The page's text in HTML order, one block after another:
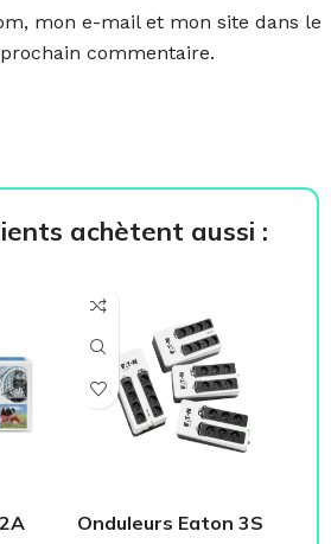
mon e-mail et mon site dans le
commentaire.
achètent aussi :
Onduleurs Eaton 3S